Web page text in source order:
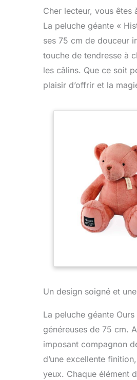
Cher lecteur, vous êtes
La peluche géante «
ses 75 cm de douceur
touche de tendresse à
les câlins. Que ce soit
plaisir d’offrir et la
Un design soigné et
La peluche géante
généreuses de 75 cm.
imposant compagnon
d’une excellente
yeux. Chaque élément